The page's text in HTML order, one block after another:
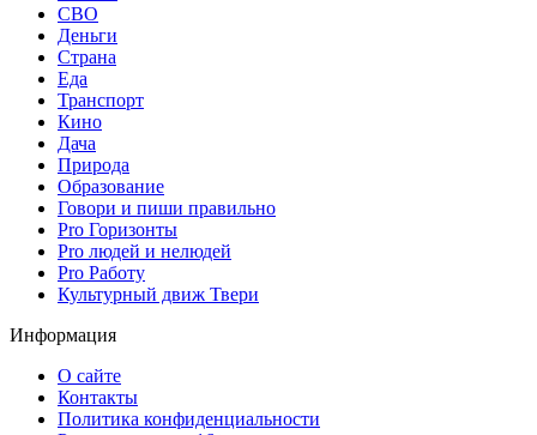
СВО
Деньги
Страна
Еда
Транспорт
Кино
Дача
Природа
Образование
Говори и пиши правильно
Pro Горизонты
Pro людей и нелюдей
Pro Работу
Культурный движ Твери
Информация
О сайте
Контакты
Политика конфиденциальности